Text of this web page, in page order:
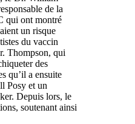
de la
qui ont montré
un risque
du vaccin
Thompson, qui
des
qu’il a ensuite
Posy et un
Depuis lors, le
soutenant ainsi